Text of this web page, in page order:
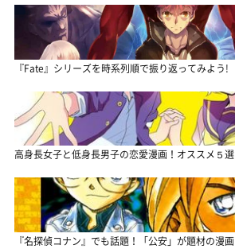
『Fate』シリーズを時系列順で振り返ってみよう!
高身長女子と低身長男子の恋愛漫画！オススメ５選
『名探偵コナン』でも話題！「公安」が題材の漫画